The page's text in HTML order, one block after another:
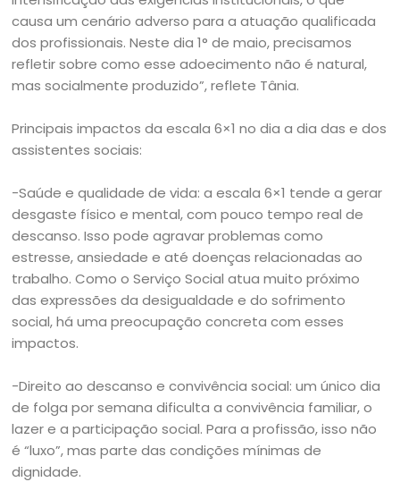
causa um cenário adverso para a atuação qualificada
dos profissionais. Neste dia 1° de maio, precisamos
refletir sobre como esse adoecimento não é natural,
mas socialmente produzido”, reflete Tânia.
Principais impactos da escala 6×1 no dia a dia das e dos
assistentes sociais:
-Saúde e qualidade de vida: a escala 6×1 tende a gerar
desgaste físico e mental, com pouco tempo real de
descanso. Isso pode agravar problemas como
estresse, ansiedade e até doenças relacionadas ao
trabalho. Como o Serviço Social atua muito próximo
das expressões da desigualdade e do sofrimento
social, há uma preocupação concreta com esses
impactos.
-Direito ao descanso e convivência social: um único dia
de folga por semana dificulta a convivência familiar, o
lazer e a participação social. Para a profissão, isso não
é “luxo”, mas parte das condições mínimas de
dignidade.